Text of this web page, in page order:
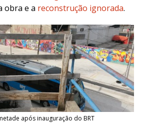
obra e a reconstrução ignorada.
após inauguração do BRT